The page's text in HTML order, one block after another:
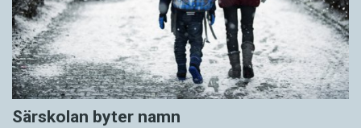
Särskolan byter namn